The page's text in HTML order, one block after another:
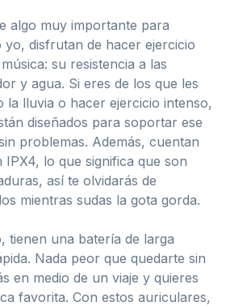
algo muy importante para
yo, disfrutan de hacer ejercicio
su resistencia a las
y agua. Si eres de los que les
la lluvia o hacer ejercicio intenso,
diseñados para soportar ese
problemas. Además, cuentan
lo que significa que son
así te olvidarás de
mientras sudas la gota gorda.
tienen una batería de larga
Nada peor que quedarte sin
en medio de un viaje y quieres
favorita. Con estos auriculares,